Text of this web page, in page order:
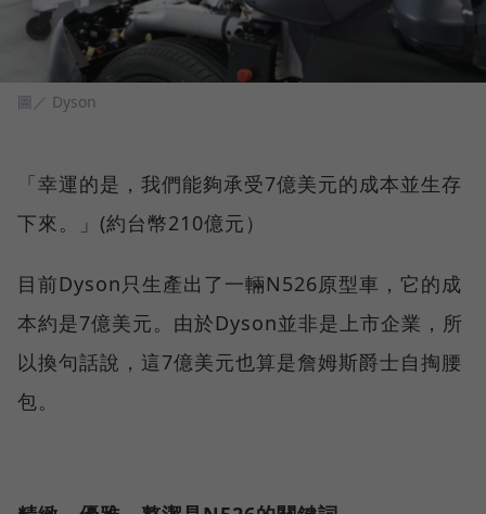
圖／ Dyson
「幸運的是，我們能夠承受7億美元的成本並生存
下來。」(約台幣210億元）
目前Dyson只生產出了一輛N526原型車，它的成
本約是7億美元。由於Dyson並非是上市企業，所
以換句話說，這7億美元也算是詹姆斯爵士自掏腰
包。